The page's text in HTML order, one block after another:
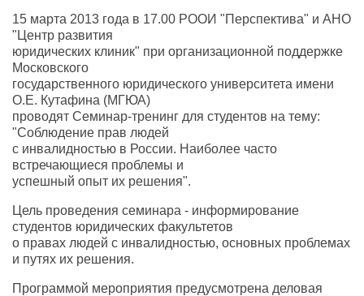
15 марта 2013 года в 17.00 РООИ "Перспектива" и АНО
"Центр развития
юридических клиник" при организационной поддержке
Московского
государственного юридического университета имени
О.Е. Кутафина (МГЮА)
проводят Семинар-тренинг для студентов на тему:
"Соблюдение прав людей
с инвалидностью в России. Наиболее часто
встречающиеся проблемы и
успешный опыт их решения".
Цель проведения семинара - информирование
студентов юридических факультетов
о правах людей с инвалидностью, основных проблемах
и путях их решения.
Программой мероприятия предусмотрена деловая